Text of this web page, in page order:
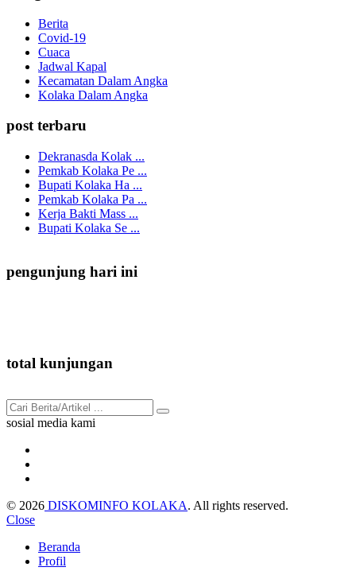
Berita
Covid-19
Cuaca
Jadwal Kapal
Kecamatan Dalam Angka
Kolaka Dalam Angka
post terbaru
Dekranasda Kolak ...
Pemkab Kolaka Pe ...
Bupati Kolaka Ha ...
Pemkab Kolaka Pa ...
Kerja Bakti Mass ...
Bupati Kolaka Se ...
pengunjung hari ini
total kunjungan
sosial media kami
© 2026 DISKOMINFO KOLAKA. All rights reserved.
Close
Beranda
Profil